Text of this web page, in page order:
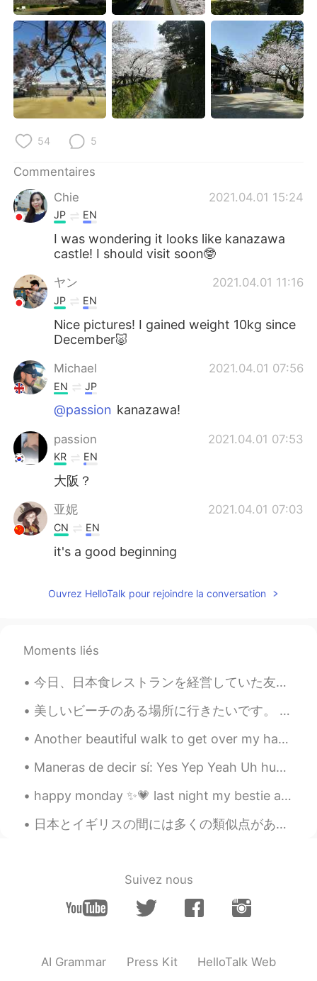
54 5
Commentaires
Chie
2021.04.01 15:24
JP EN
I was wondering it looks like kanazawa
castle! I should visit soon🤓
ヤン 2021.04.01 11:16
JP EN
Nice pictures! I gained weight 10kg since
December🐷
Michael 2021.04.01 07:56
EN JP
@passion kanazawa!
passion 2021.04.01 07:53
KR EN
大阪？
亚妮 2021.04.01 07:03
CN EN
it's a good beginning
Ouvrez HelloTalk pour rejoindre la conversation
Moments liés
今日、日本食レストランを経営していた友人が私を彼のレストランに迎えてくれました! 刺身が食べられないので友達にあげました!イクラだけでど😉 牛肉は宮崎産だと言ってくれました！ 最初は本当に彼を信...
美しいビーチのある場所に行きたいです。 この寒い気候から抜け出したい！ ฉันอยากไปสถานที่ที่มีชายหาดสวยงาม ฉันต้องการออกไปจากสภาพอา...
Another beautiful walk to get over my hangover 😂 phrasal verb- "to get over" something = recover...
Maneras de decir sí: Yes Yep Yeah Uh huh Mhm Yup Yessir Sure Sure thing No problem All right Oka...
happy monday ✨💗 last night my bestie and i went on a really long walk. the sky was so beautiful....
日本とイギリスの間には多くの類似点があると思います。 同意しますか？ 他の類似点について考えられますか？ I think there are many similarities between...
Suivez nous
AI Grammar Press Kit HelloTalk Web